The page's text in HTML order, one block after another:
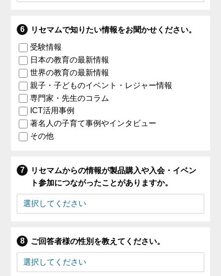
リセマムで知りたい情報をお聞かせください。
受験情報
日本の教育の最新情報
世界の教育の最新情報
親子・子どものイベント・レジャー情報
専門家・先生のコラム
ICT活用事例
著名人の子育て事例やインタビュー
その他
リセマムからの情報が製品購入や入会・イベン
ト参加につながったことがありますか。
ご回答者様の性別を教えてください。